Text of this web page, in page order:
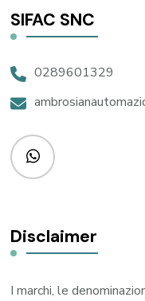
SIFAC SNC
0289601329
Disclaimer
I marchi, le